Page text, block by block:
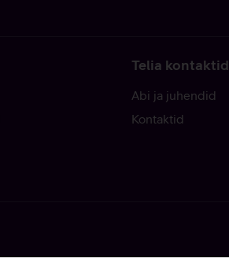
Telia kontaktid
Abi ja juhendid
Kontaktid